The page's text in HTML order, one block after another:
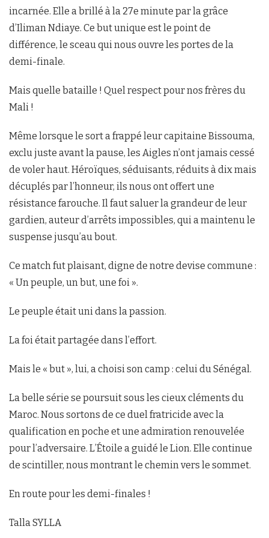
incarnée. Elle a brillé à la 27e minute par la grâce
d’Iliman Ndiaye. Ce but unique est le point de
différence, le sceau qui nous ouvre les portes de la
demi-finale.
Mais quelle bataille ! Quel respect pour nos frères du
Mali !
Même lorsque le sort a frappé leur capitaine Bissouma,
exclu juste avant la pause, les Aigles n’ont jamais cessé
de voler haut. Héroïques, séduisants, réduits à dix mais
décuplés par l’honneur, ils nous ont offert une
résistance farouche. Il faut saluer la grandeur de leur
gardien, auteur d’arrêts impossibles, qui a maintenu le
suspense jusqu’au bout.
Ce match fut plaisant, digne de notre devise commune :
« Un peuple, un but, une foi ».
Le peuple était uni dans la passion.
La foi était partagée dans l’effort.
Mais le « but », lui, a choisi son camp : celui du Sénégal.
La belle série se poursuit sous les cieux cléments du
Maroc. Nous sortons de ce duel fratricide avec la
qualification en poche et une admiration renouvelée
pour l’adversaire. L’Étoile a guidé le Lion. Elle continue
de scintiller, nous montrant le chemin vers le sommet.
En route pour les demi-finales !
Talla SYLLA